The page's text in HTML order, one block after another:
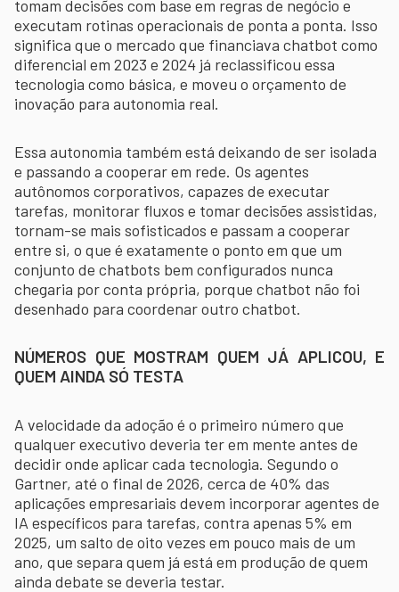
tomam decisões com base em regras de negócio e
executam rotinas operacionais de ponta a ponta. Isso
significa que o mercado que financiava chatbot como
diferencial em 2023 e 2024 já reclassificou essa
tecnologia como básica, e moveu o orçamento de
inovação para autonomia real.
Essa autonomia também está deixando de ser isolada
e passando a cooperar em rede. Os agentes
autônomos corporativos, capazes de executar
tarefas, monitorar fluxos e tomar decisões assistidas,
tornam-se mais sofisticados e passam a cooperar
entre si, o que é exatamente o ponto em que um
conjunto de chatbots bem configurados nunca
chegaria por conta própria, porque chatbot não foi
desenhado para coordenar outro chatbot.
NÚMEROS QUE MOSTRAM QUEM JÁ APLICOU, E
QUEM AINDA SÓ TESTA
A velocidade da adoção é o primeiro número que
qualquer executivo deveria ter em mente antes de
decidir onde aplicar cada tecnologia. Segundo o
Gartner, até o final de 2026, cerca de 40% das
aplicações empresariais devem incorporar agentes de
IA específicos para tarefas, contra apenas 5% em
2025, um salto de oito vezes em pouco mais de um
ano, que separa quem já está em produção de quem
ainda debate se deveria testar.